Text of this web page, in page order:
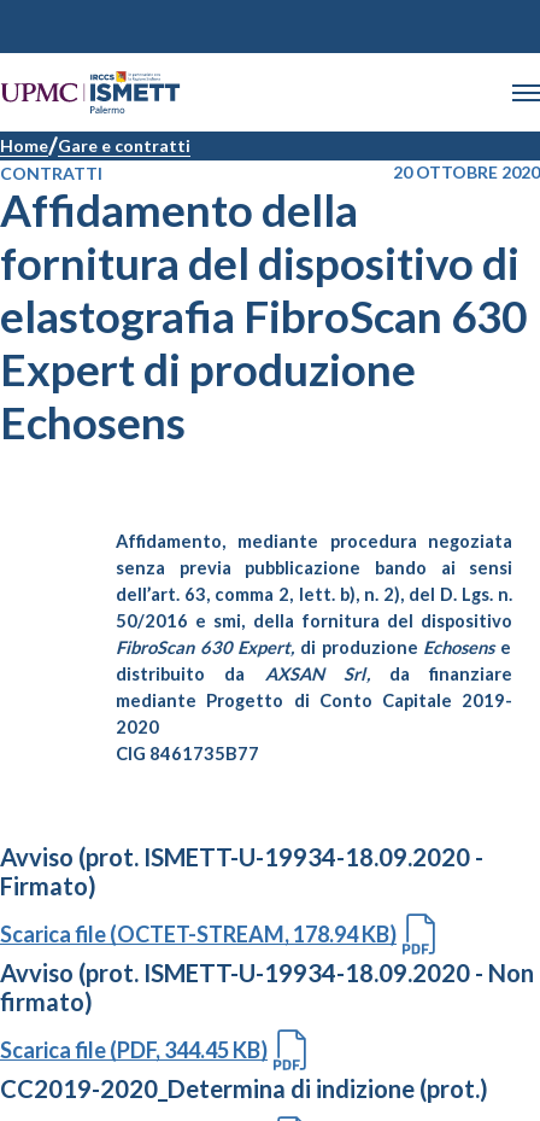
Home Gare e contratti
CONTRATTI
20 OTTOBRE 2020
Affidamento della
fornitura del dispositivo di
elastografia FibroScan 630
Expert di produzione
Echosens
Affidamento, mediante procedura negoziata
senza previa pubblicazione bando ai sensi
dell’art. 63, comma 2, lett. b), n. 2), del D. Lgs. n.
50/2016 e smi, della fornitura del dispositivo
FibroScan 630 Expert, di produzione Echosense
distribuito da AXSAN Srl, da finanziare
mediante Progetto di Conto Capitale 2019-
2020
CIG 8461735B77
Avviso (prot. ISMETT-U-19934-18.09.2020 -
Firmato)
Scarica file (OCTET-STREAM, 178.94 KB)
Avviso (prot. ISMETT-U-19934-18.09.2020 - Non
firmato)
Scarica file (PDF, 344.45 KB)
CC2019-2020_Determina di indizione (prot.)